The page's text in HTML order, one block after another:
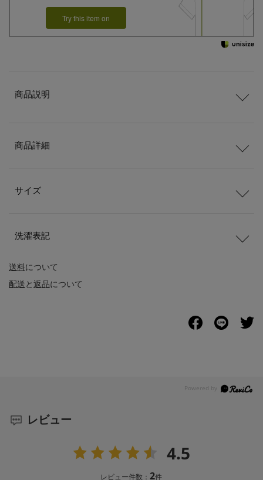
Try this item on
送料について
配送と返品について
商品説明
商品詳細
サイズ
洗濯表記
レビュー
4.5
レビュー件数：2件